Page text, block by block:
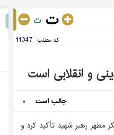
کد مطلب : 11347
و انقلابی است
جالب است ۰
مطهر رهبر شهید تأکید کرد و